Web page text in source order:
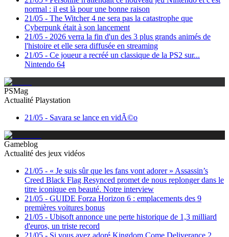
normal : il est là pour une bonne raison
21/05 - The Witcher 4 ne sera pas la catastrophe que
Cyberpunk était à son lancement
21/05 - 2026 verra la fin d'un des 3 plus grands animés de
l'histoire et elle sera diffusée en streaming
21/05 - Ce joueur a recréé un classique de la PS2 sur...
Nintendo 64
PSMag
Actualité Playstation
21/05 - Savara se lance en vidÃ©o
Gameblog
Actualité des jeux vidéos
21/05 - « Je suis sûr que les fans vont adorer » Assassin’s
Creed Black Flag Resynced promet de nous replonger dans le
titre iconique en beauté. Notre interview
21/05 - GUIDE Forza Horizon 6 : emplacements des 9
premières voitures bonus
21/05 - Ubisoft annonce une perte historique de 1,3 milliard
d'euros, un triste record
21/05 - Si vous avez adoré Kingdom Come Deliverance 2